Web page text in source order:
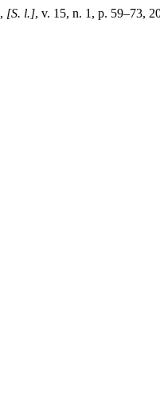
, [S. l.], v. 15, n. 1, p. 59–73,